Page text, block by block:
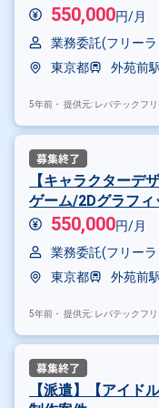
550,000円/月
業務委託(フリー
東京都
外苑前
5年前・ 提供元: レバテックフ
【キャラクターデ
ゲーム/2Dグラフ
550,000円/月
業務委託(フリー
東京都
外苑前
5年前・ 提供元: レバテックフ
【派遣】【アイド